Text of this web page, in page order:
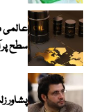
عالمی
سطح پر
پشاور